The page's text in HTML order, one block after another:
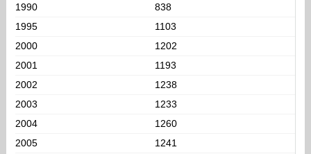
1990
838
1995
1103
2000
1202
2001
1193
2002
1238
2003
1233
2004
1260
2005
1241